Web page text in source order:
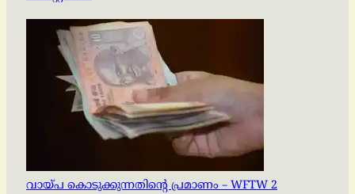
വായ്പ കൊടുക്കുന്നതിന്റെ പ്രമാണം – WFTW 2